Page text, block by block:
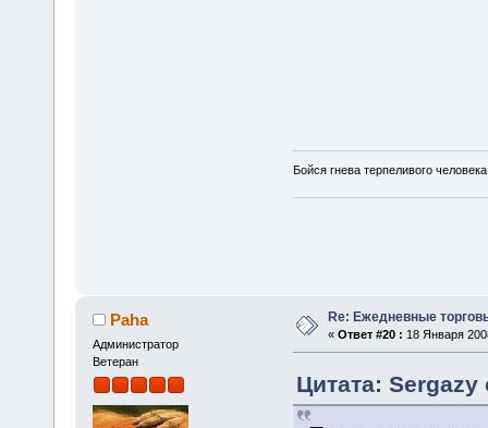
Бойся гнева терпеливого
Paha
Администратор
Ветеран
Re: Ежедневные
« Ответ #20 : 18 Января
Цитата: Sergazy